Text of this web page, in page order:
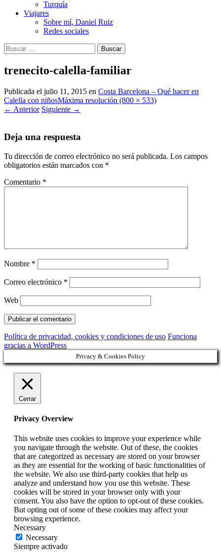
Turquía
Viajares
Sobre mí, Daniel Ruiz
Redes sociales
Buscar:
trenecito-calella-familiar
Publicada el julio 11, 2015 en Costa Barcelona – Qué hacer en
Calella con niñosMáxima resolución (800 × 533)
← Anterior Siguiente →
Deja una respuesta
Tu dirección de correo electrónico no será publicada. Los campos
obligatorios están marcados con *
Comentario *
Nombre *
Correo electrónico *
Web
Política de privacidad, cookies y condiciones de uso Funciona
gracias a WordPress
Privacy & Cookies Policy
Cerrar
Privacy Overview
This website uses cookies to improve your experience while
you navigate through the website. Out of these, the cookies
that are categorized as necessary are stored on your browser
as they are essential for the working of basic functionalities of
the website. We also use third-party cookies that help us
analyze and understand how you use this website. These
cookies will be stored in your browser only with your
consent. You also have the option to opt-out of these cookies.
But opting out of some of these cookies may affect your
browsing experience.
Necessary
Necessary
Siempre activado